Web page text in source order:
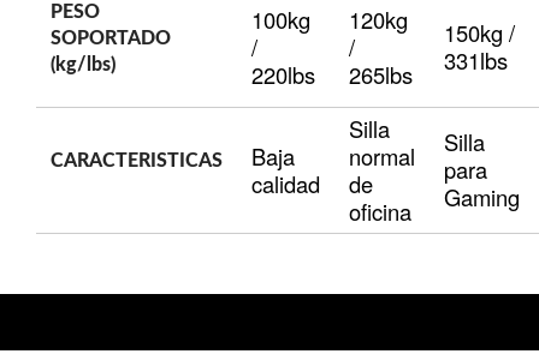
PESO
SOPORTADO
(kg/lbs)
100kg
/
220lbs
120kg
/
265lbs
150kg /
331lbs
CARACTERISTICAS
Baja
calidad
Silla
normal
de
oficina
Silla
para
Gaming